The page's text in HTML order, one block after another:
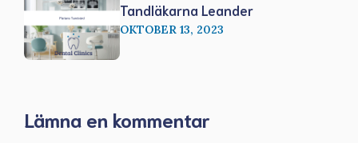
Tandläkarna Leander
OKTOBER 13, 2023
Lämna en kommentar